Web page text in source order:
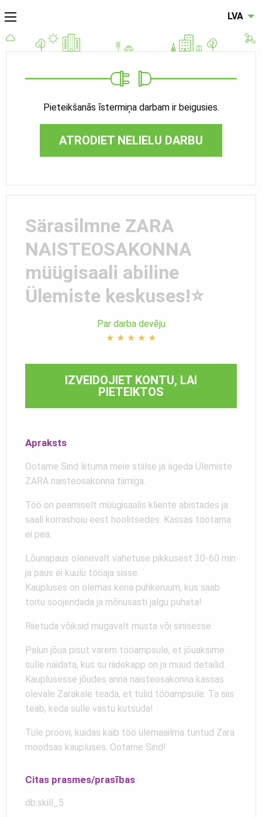
LVA
Pieteikšanās īstermiņa darbam ir beigusies.
ATRODIET NELIELU DARBU
Särasilmne ZARA
NAISTEOSAKONNA
müügisaali abiline
Ülemiste keskuses!⭐
Par darba devēju
★ ★ ★ ★ ★
IZVEIDOJIET KONTU, LAI
PIETEIKTOS
Apraksts
Ootame Sind liituma meie stiilse ja ägeda Ülemiste
ZARA naisteosakonna tiimiga.
Töö on peamiselt müügisaalis kliente abistades ja
saali korrashoiu eest hoolitsedes. Kassas töötama
ei pea.
Lõunapaus olenevalt vahetuse pikkusest 30-60 min
ja paus ei kuulu tööaja sisse.
Kaupluses on olemas kena puhkeruum, kus saab
toitu soojendada ja mõnusasti jalgu puhata!
Riietuda võiksid mugavalt musta või sinisesse.
Palun jõua pisut varem tööampsule, et jõuaksime
sulle näidata, kus su riidekapp on ja muud detailid.
Kauplusesse jõudes anna naisteosakonna kassas
olevale Zarakale teada, et tulid tööampsule. Ta siis
teab, keda sulle vastu kutsuda!
Tule proovi, kuidas käib töö ülemaailma tuntud Zara
moodsas kaupluses. Ootame Sind!
Citas prasmes/prasības
db.skill_5